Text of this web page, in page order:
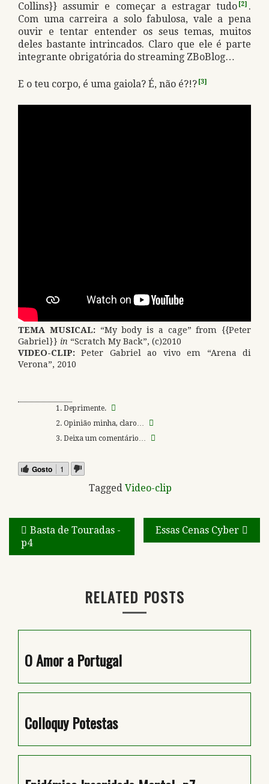
Collins}} assumir e começar a estragar tudo [2] .
Com uma carreira a solo fabulosa, vale a pena
ouvir e tentar entender os seus temas, muitos
deles bastante intrincados. Claro que ele é parte
integrante obrigatória do streaming ZBoBlog…
E o teu corpo, é uma gaiola? É, não é?!? [3]
TEMA MUSICAL:“My body is a cage” from {{Peter
Gabriel}} in “Scratch My Back”, (c)2010
VIDEO-CLIP: Peter Gabriel ao vivo em “Arena di
Verona”, 2010
Deprimente.
Opinião minha, claro…
Deixa um comentário…
Gosto 1
Tagged Video-clip
Navegação
de
Basta de Touradas -
p4
Essas Cenas Cyber
RELATED POSTS
O Amor a Portugal
Colloquy Potestas